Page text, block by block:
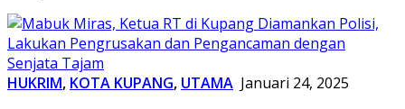
HUKRIM, KOTA KUPANG, UTAMA Januari 24, 2025